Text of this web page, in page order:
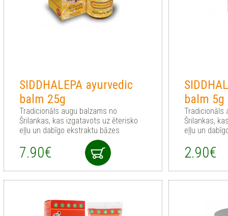
SIDDHALEPA ayurvedic
balm 25g
Tradicionāls augu balzams no
Šrilankas, kas izgatavots uz ēterisko
eļļu un dabīgo ekstraktu bāzes
7.90€
balm 5g
Tradicionāls
Šrilankas,
eļļu un
2.90€